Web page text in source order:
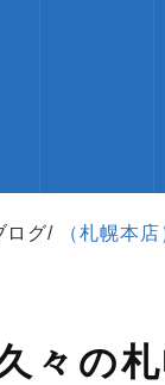
ログ （札幌本
々の札